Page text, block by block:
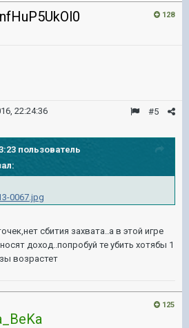
128
#5
22:24:36
пользователь
сбития захвата..а в этой игре
доход..попробуй те убить хотябы 1
возрастет
125